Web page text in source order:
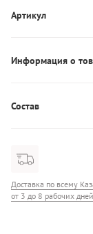
Артикул
Информация о
Декор: логотип
Состав
Доставка по всему
от 3 до 8 рабочих дней